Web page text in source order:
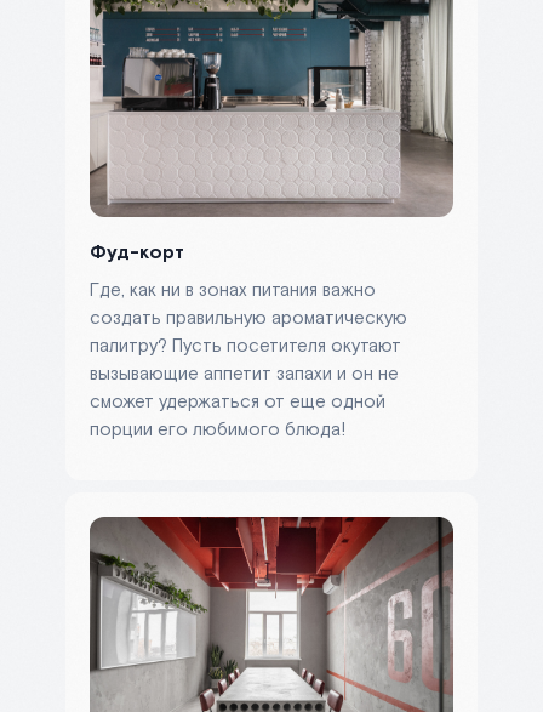
Где, как ни в зонах питания важно
создать правильную ароматическую
палитру? Пусть посетителя окутают
вызывающие аппетит запахи и он не
сможет удержаться от еще одной
порции его любимого блюда!
Фуд-корт